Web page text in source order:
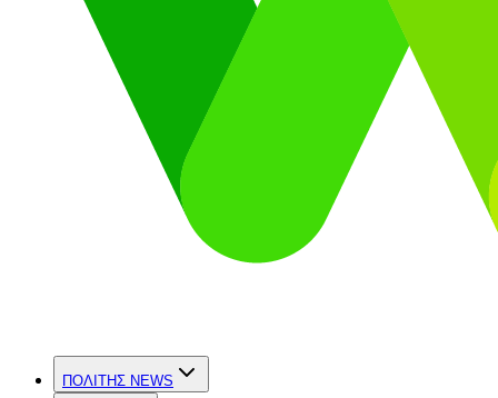
ΠΟΛΙΤΗΣ NEWS